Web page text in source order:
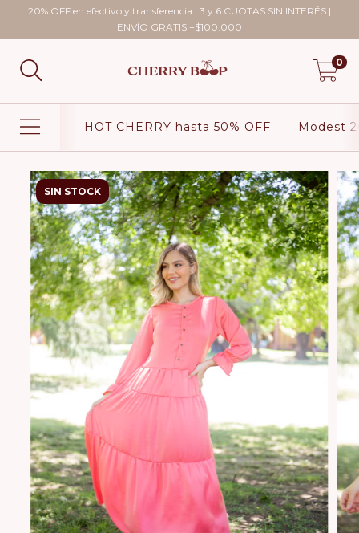
20% OFF en efectivo y transferencia | 3 y 6 CUOTAS SIN INTERÉS |
ENVÍO GRATIS +$100.000
0
HOT CHERRY hasta 50% OFF Modest
SIN STOCK